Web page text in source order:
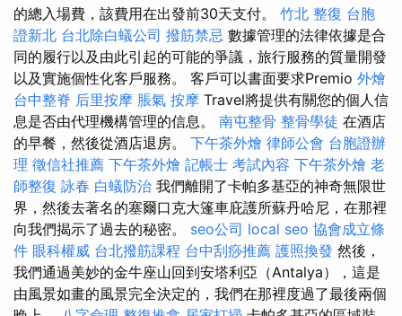
的總入場費，該費用在出發前30天支付。 竹北 整復 台胞
證新北 台北除白蟻公司 撥筋禁忌 數據管理的法律依據是合
同的履行以及由此引起的可能的爭議，旅行服務的質量開發
以及實施個性化客戶服務。 客戶可以書面要求Premio 外燴
台中整脊 后里按摩 脹氣 按摩 Travel將提供有關您的個人信
息是否由代理機構管理的信息。 南屯整骨 整骨學徒 在酒店
的早餐，然後從酒店退房。 下午茶外燴 律師公會 台胞證辦
理 徵信社推薦 下午茶外燴 記帳士 考試內容 下午茶外燴 老
師整復 詠春 白蟻防治 我們離開了卡帕多基亞的神奇無限世
界，然後去著名的塞爾口克大篷車庇護所蘇丹哈尼，在那裡
向我們揭示了過去的秘密。 seo公司 local seo 協會成立條
件 眼科權威 台北撥筋課程 台中刮痧推薦 護照換發 然後，
我們通過美妙的金牛座山回到安塔利亞（Antalya），這是
由風景如畫的風景完全決定的，我們在那裡度過了最後兩個